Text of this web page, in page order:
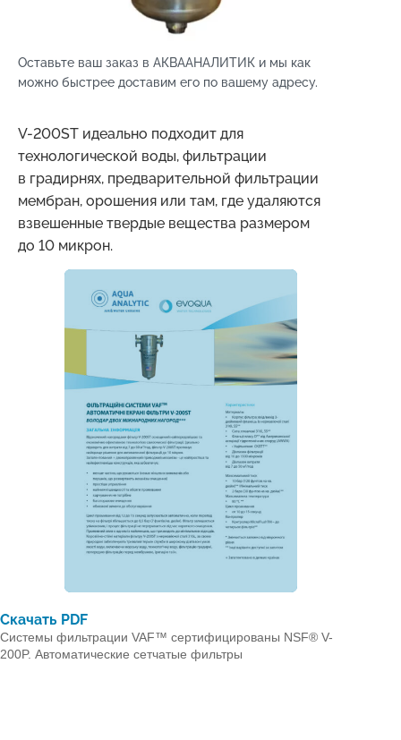
Оставьте ваш заказ в АКВААНАЛИТИК и мы как
можно быстрее доставим его по вашему адресу.
V-200ST идеально подходит для
технологической воды, фильтрации
в градирнях, предварительной фильтрации
мембран, орошения или там, где удаляются
взвешенные твердые вещества размером
до 10 микрон.
Скачать PDF
Системы фильтрации VAF™ сертифицированы NSF® V-
200P. Автоматические сетчатые фильтры